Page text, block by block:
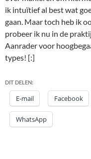
ik intuïtief al best wat
gaan. Maar toch heb ik
probeer ik nu in de
Aanrader voor
types! [:]
DIT DELEN:
E-mail Facebook
WhatsApp